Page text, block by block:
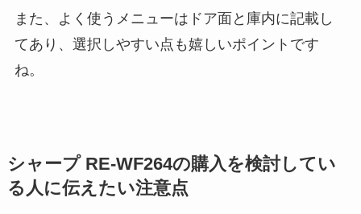
また、よく使うメニューはドア面と庫内に記載し
てあり、選択しやすい点も嬉しいポイントです
ね。
シャープ RE-WF264の購入を検討してい
る人に伝えたい注意点